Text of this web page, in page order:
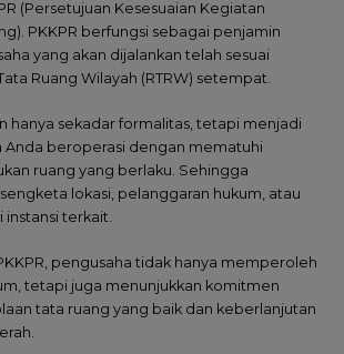
(Persetujuan Kesesuaian Kegiatan
PKKPR berfungsi sebagai penjamin
yang akan dijalankan telah sesuai
Ruang Wilayah (RTRW) setempat.
hanya sekadar formalitas, tetapi menjadi
Anda beroperasi dengan mematuhi
ruang yang berlaku. Sehingga
lokasi, pelanggaran hukum, atau
instansi terkait.
pengusaha tidak hanya memperoleh
tetapi juga menunjukkan komitmen
tata ruang yang baik dan keberlanjutan